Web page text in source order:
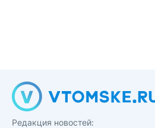
Редакция новостей: